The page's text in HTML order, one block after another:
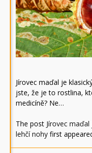
Jírovec maďal je
jste, že je to rostlina,
medicíně? Ne…
The post Jírovec
lehčí nohy first